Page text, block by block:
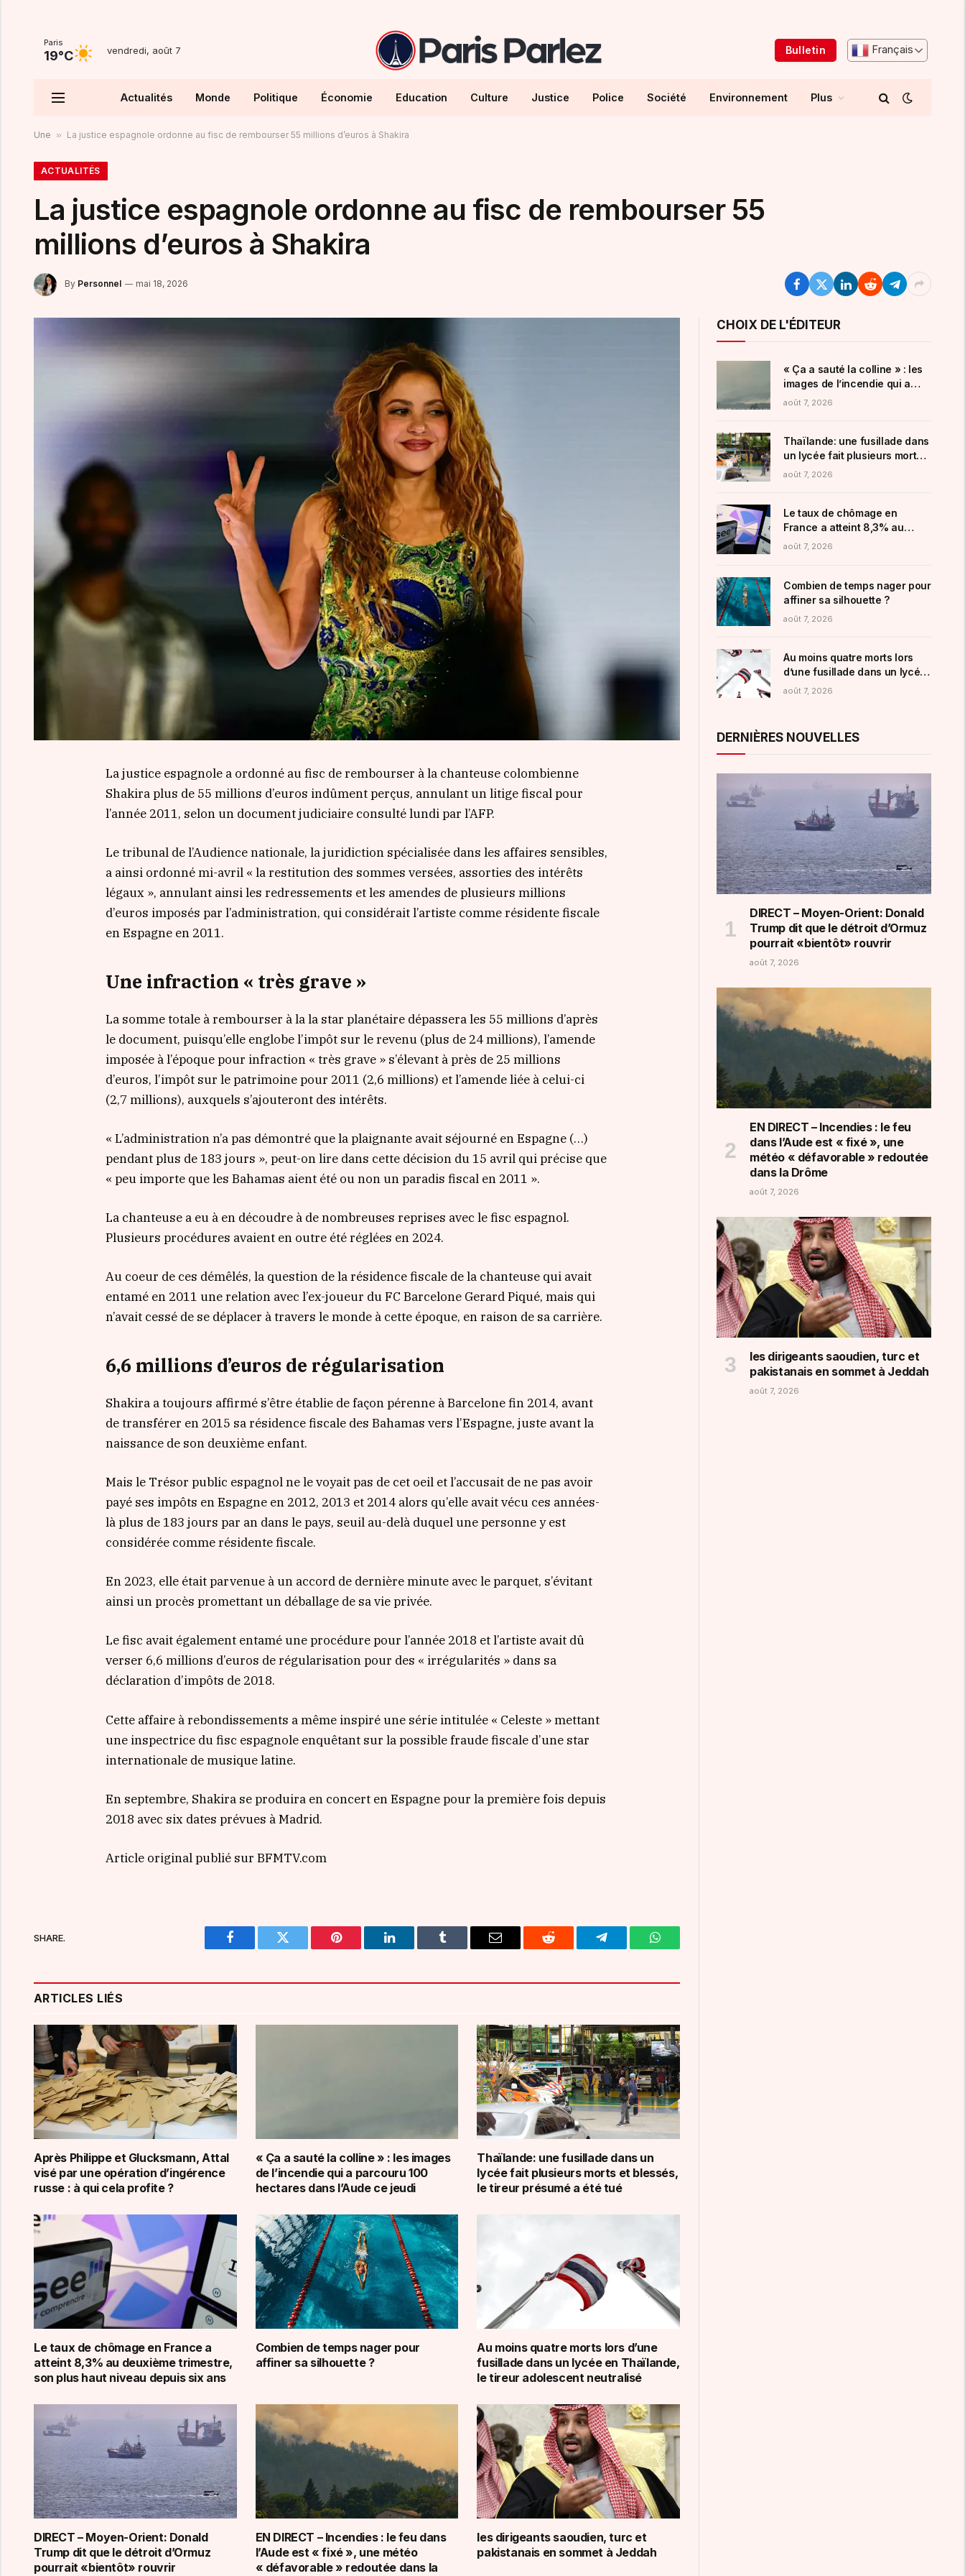
Paris
19°C vendredi, août 7 Bulletin Français
Actualités Monde Politique Économie Education Culture Justice Police Société Environnement Plus
Une » La justice espagnole ordonne au fisc de rembourser 55 millions d’euros à Shakira
ACTUALITÉS
La justice espagnole ordonne au fisc de rembourser 55
millions d’euros à Shakira
By Personnel mai 18, 2026
La justice espagnole a ordonné au fisc de rembourser à la chanteuse colombienne
Shakira plus de 55 millions d’euros indûment perçus, annulant un litige fiscal pour
l’année 2011, selon un document judiciaire consulté lundi par l’AFP.
Le tribunal de l’Audience nationale, la juridiction spécialisée dans les affaires sensibles,
a ainsi ordonné mi-avril « la restitution des sommes versées, assorties des intérêts
légaux », annulant ainsi les redressements et les amendes de plusieurs millions
d’euros imposés par l’administration, qui considérait l’artiste comme résidente fiscale
en Espagne en 2011.
Une infraction « très grave »
La somme totale à rembourser à la la star planétaire dépassera les 55 millions d’après
le document, puisqu’elle englobe l’impôt sur le revenu (plus de 24 millions), l’amende
imposée à l’époque pour infraction « très grave » s’élevant à près de 25 millions
d’euros, l’impôt sur le patrimoine pour 2011 (2,6 millions) et l’amende liée à celui-ci
(2,7 millions), auxquels s’ajouteront des intérêts.
« L’administration n’a pas démontré que la plaignante avait séjourné en Espagne (…)
pendant plus de 183 jours », peut-on lire dans cette décision du 15 avril qui précise que
« peu importe que les Bahamas aient été ou non un paradis fiscal en 2011 ».
La chanteuse a eu à en découdre à de nombreuses reprises avec le fisc espagnol.
Plusieurs procédures avaient en outre été réglées en 2024.
Au coeur de ces démêlés, la question de la résidence fiscale de la chanteuse qui avait
entamé en 2011 une relation avec l’ex-joueur du FC Barcelone Gerard Piqué, mais qui
n’avait cessé de se déplacer à travers le monde à cette époque, en raison de sa carrière.
6,6 millions d’euros de régularisation
Shakira a toujours affirmé s’être établie de façon pérenne à Barcelone fin 2014, avant
de transférer en 2015 sa résidence fiscale des Bahamas vers l’Espagne, juste avant la
naissance de son deuxième enfant.
Mais le Trésor public espagnol ne le voyait pas de cet oeil et l’accusait de ne pas avoir
payé ses impôts en Espagne en 2012, 2013 et 2014 alors qu’elle avait vécu ces années-
là plus de 183 jours par an dans le pays, seuil au-delà duquel une personne y est
considérée comme résidente fiscale.
En 2023, elle était parvenue à un accord de dernière minute avec le parquet, s’évitant
ainsi un procès promettant un déballage de sa vie privée.
Le fisc avait également entamé une procédure pour l’année 2018 et l’artiste avait dû
verser 6,6 millions d’euros de régularisation pour des « irrégularités » dans sa
déclaration d’impôts de 2018.
Cette affaire à rebondissements a même inspiré une série intitulée « Celeste » mettant
une inspectrice du fisc espagnole enquêtant sur la possible fraude fiscale d’une star
internationale de musique latine.
En septembre, Shakira se produira en concert en Espagne pour la première fois depuis
2018 avec six dates prévues à Madrid.
Article original publié sur BFMTV.com
SHARE.
Facebook Twitter Pinterest LinkedIn Tumblr Email Reddit Telegram WhatsApp
ARTICLES LIÉS
Après Philippe et Glucksmann, Attal
visé par une opération d’ingérence
russe : à qui cela profite ?
« Ça a sauté la colline » : les images
de l’incendie qui a parcouru 100
hectares dans l’Aude ce jeudi
Thaïlande: une fusillade dans un
lycée fait plusieurs morts et blessés,
le tireur présumé a été tué
Le taux de chômage en France a
atteint 8,3% au deuxième trimestre,
son plus haut niveau depuis six ans
Combien de temps nager pour
affiner sa silhouette ?
Au moins quatre morts lors d’une
fusillade dans un lycée en Thaïlande,
le tireur adolescent neutralisé
DIRECT – Moyen-Orient: Donald
Trump dit que le détroit d’Ormuz
pourrait «bientôt» rouvrir
EN DIRECT – Incendies : le feu dans
l’Aude est « fixé », une météo
« défavorable » redoutée dans la
les dirigeants saoudien, turc et
pakistanais en sommet à Jeddah
CHOIX DE L'ÉDITEUR
« Ça a sauté la colline » : les
images de l’incendie qui a
parcouru 100 hectares dans
août 7, 2026
Thaïlande: une fusillade dans
un lycée fait plusieurs morts
et blessés, le tireur présumé a
août 7, 2026
Le taux de chômage en
France a atteint 8,3% au
deuxième trimestre, son plus
août 7, 2026
Combien de temps nager pour
affiner sa silhouette ?
août 7, 2026
Au moins quatre morts lors
d’une fusillade dans un lycée
en Thaïlande, le tireur
août 7, 2026
DERNIÈRES NOUVELLES
DIRECT – Moyen-Orient: Donald
Trump dit que le détroit d’Ormuz
pourrait «bientôt» rouvrir
août 7, 2026
EN DIRECT – Incendies : le feu
dans l’Aude est « fixé », une
météo « défavorable » redoutée
dans la Drôme
août 7, 2026
les dirigeants saoudien, turc et
pakistanais en sommet à Jeddah
août 7, 2026